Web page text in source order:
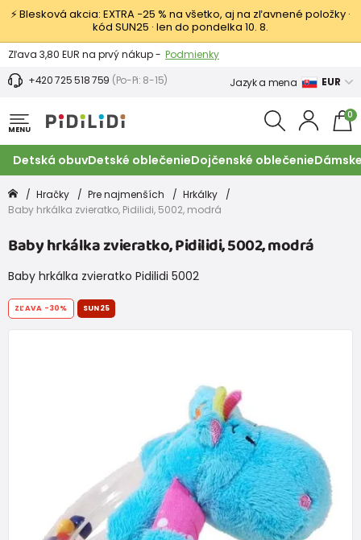
⚡ Blesková akcia: EXTRA −25 % na všetko, aj na zľavnené položky ·
kód SUN25 · len do pondelka 10. 8.
Výmena a vrátenie tovaru - Zobraziť
Zľava 3,80 EUR na prvý nákup - Podmienky
+420 725 518 759 (Po-Pi: 8-15) Jazyk a mena EUR
MENU
0
Detská obuvDetské oblečenieDojčenské oblečenie
Hračky Pre najmenších
Hrkálky
Baby hrkálka zvieratko, Pidilidi, 5002, modrá
Baby hrkálka zvieratko, Pidilidi, 5002, modrá
Baby hrkálka zvieratko Pidilidi 5002
ZĽAVA -30% SUN25